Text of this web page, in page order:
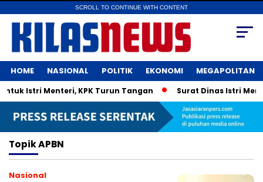
SCROLL TO CONTINUE WITH CONTENT
HOME NASIONAL POLITIK EKONOMI MEGAPOLITAN
Istri Menteri, KPK Turun Tangan Surat Dinas Istri
TopikAPBN
Nasional